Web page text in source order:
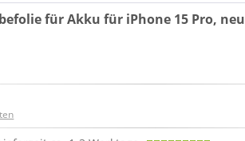
für Akku für iPhone 15 Pro, neu